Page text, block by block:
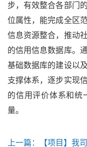
步，有效整合各部门
位属性，能完成全区
信息资源整合，推动
的信用信息数据库。
基础数据库的建设以
支撑体系，逐步实现
的信用评价体系和统
量。
上一篇： 【项目】我司承建的“金山区科技资源管理平台